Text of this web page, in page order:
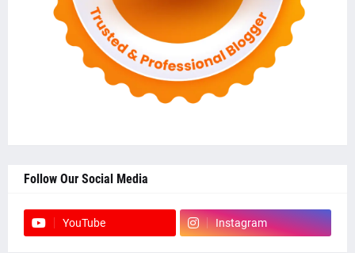
Follow Our Social Media
YouTube Instagram